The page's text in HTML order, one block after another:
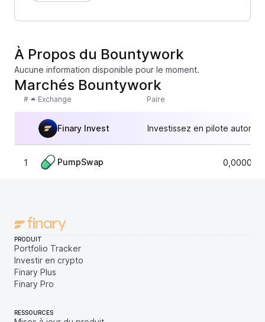
À Propos du Bountywork
Aucune information disponible pour le moment.
Marchés Bountywork
# Exchange Paire
Finary Invest Investissez en pilote
1 PumpSwap
PRODUIT
Portfolio Tracker
Investir en crypto
Finary Plus
Finary Pro
RESSOURCES